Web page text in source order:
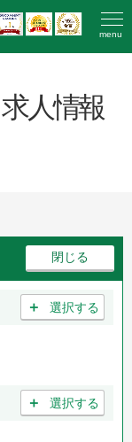
menu
人情報
＋ 選択する
＋ 選択する